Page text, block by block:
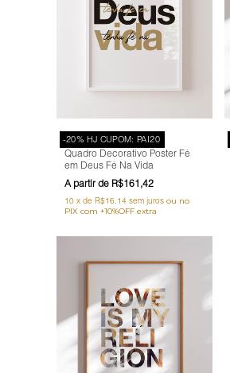
-20% HJ CUPOM: PAI20
Quadro Decorativo Poster Fé
em Deus Fé Na Vida
R$161,42
10 x de R$16,14 sem juros